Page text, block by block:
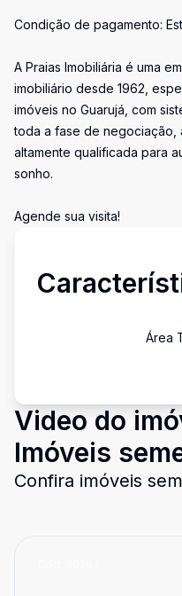
Condição de pagamento:
A Praias Imobiliária é uma
imobiliário desde 1962,
imóveis no Guarujá, com
toda a fase de negociação,
altamente qualificada para
sonho.
Agende sua visita!
Área
Video do
Imóveis
Confira imóveis